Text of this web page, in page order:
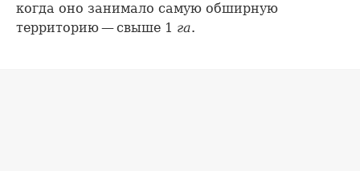
когда оно занимало самую обширную
территорию — свыше 1 га.